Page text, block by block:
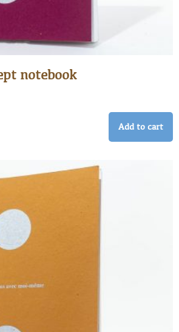
notebook
Add to cart